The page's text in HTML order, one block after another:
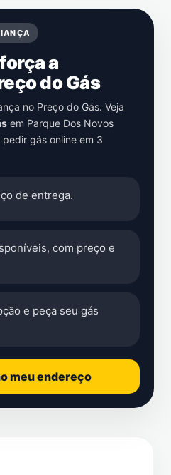
a
do Gás
no Preço do Gás. Veja
em Parque Dos Novos
gás online em 3
de entrega.
com preço e
e peça seu gás
meu endereço